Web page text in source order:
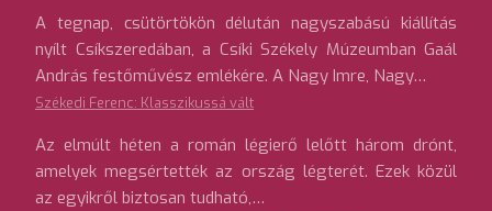
A tegnap, csütörtökön délután nagyszabású kiállítás
nyílt Csíkszeredában, a Csíki Székely Múzeumban Gaál
András festőművész emlékére. A Nagy Imre, Nagy…
Székedi Ferenc: Klasszikussá vált
Az elmúlt héten a román légierő lelőtt három drónt,
amelyek megsértették az ország légterét. Ezek közül
az egyikről biztosan tudható,…